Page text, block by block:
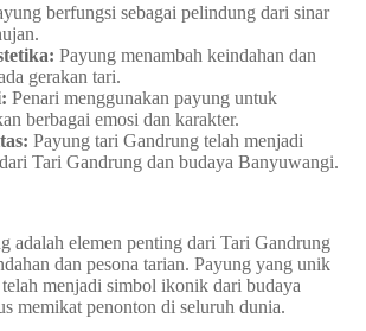
berfungsi sebagai pelindung dari sinar
Payung menambah keindahan dan
gerakan tari.
Penari menggunakan payung untuk
berbagai emosi dan karakter.
Payung tari Gandrung telah menjadi
Tari Gandrung dan budaya Banyuwangi.
adalah elemen penting dari Tari Gandrung
dan pesona tarian. Payung yang unik
menjadi simbol ikonik dari budaya
memikat penonton di seluruh dunia.